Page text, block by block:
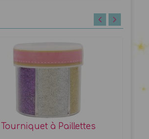
Tourniquet à Paillettes